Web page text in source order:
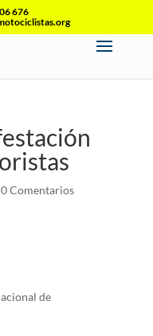
676
0 Comentarios
de